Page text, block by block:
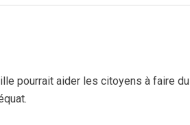
pourrait aider les citoyens à faire du